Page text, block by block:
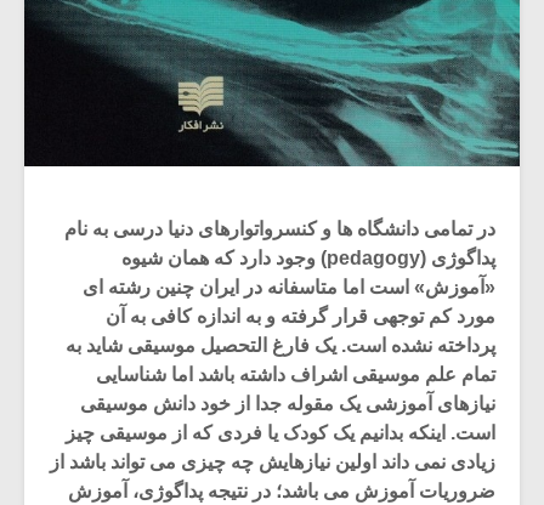
در تمامی دانشگاه ها و کنسرواتوارهای دنیا درسی به نام
پداگوژی (pedagogy) وجود دارد که همان شیوه
«آموزش» است اما متاسفانه در ایران چنین رشته ای
مورد کم توجهی قرار گرفته و به اندازه کافی به آن
پرداخته نشده است. یک فارغ التحصیل موسیقی شاید به
تمام علم موسیقی اشراف داشته باشد اما شناسایی
نیازهای آموزشی یک مقوله جدا از خود دانش موسیقی
است. اینکه بدانیم یک کودک یا فردی که از موسیقی چیز
زیادی نمی داند اولین نیازهایش چه چیزی می تواند باشد از
ضروریات آموزش می باشد؛ در نتیجه پداگوژی، آموزش
میکلوش روژا موریس ژار